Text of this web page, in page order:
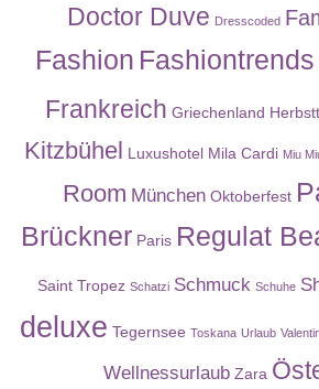
Doctor Duve Dresscoded
Fashion Fashiontrends
Frankreich Griechenland
Kitzbühel Luxushotel Mila Cardi Miu
Room München Oktoberfest
Brückner Paris Regulat
Saint Tropez Schatzi Schmuck Schuhe
deluxe Tegernsee Toskana Urlaub
Wellnessurlaub Zara